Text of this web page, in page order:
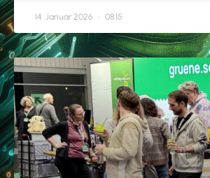
14. Januar 2026 08:15